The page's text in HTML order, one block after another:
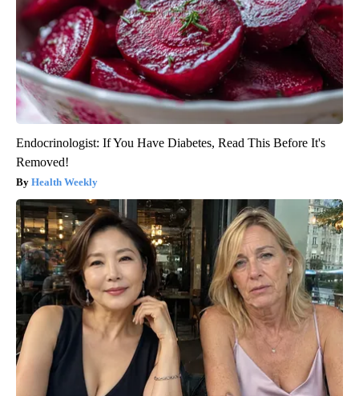
Endocrinologist: If You Have Diabetes, Read This Before It's
Removed!
Health Weekly